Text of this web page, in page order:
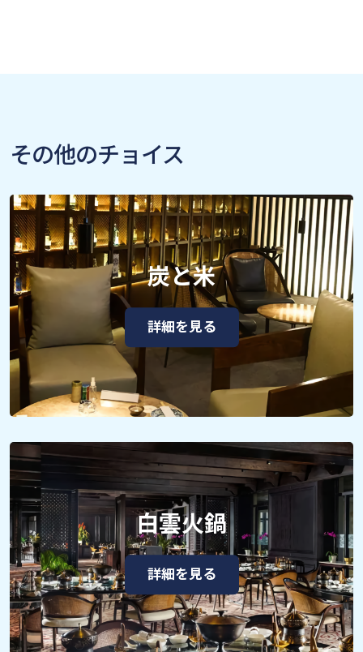
その他のチョイス
炭と米
詳細を見る
白雲火鍋
詳細を見る